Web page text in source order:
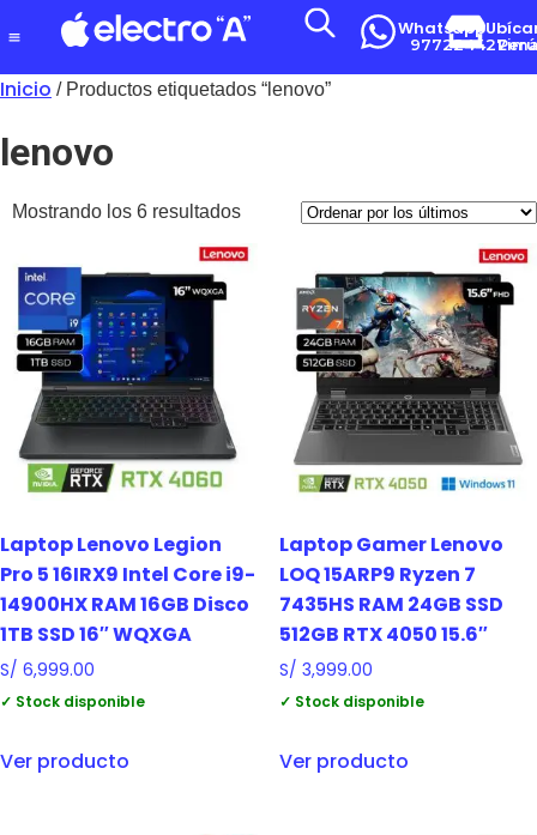
Whatsapp
977224427Lima-Perú
Inicio / Productos etiquetados “lenovo”
lenovo
Mostrando los 6 resultados
Laptop Lenovo Legion
Pro 5 16IRX9 Intel Core i9-
14900HX RAM 16GB Disco
1TB SSD 16″ WQXGA
S/ 6,999.00
✓ Stock disponible
Ver producto
Laptop Gamer Lenovo
LOQ 15ARP9 Ryzen 7
7435HS RAM 24GB SSD
512GB RTX 4050 15.6″
S/ 3,999.00
✓ Stock disponible
Ver producto